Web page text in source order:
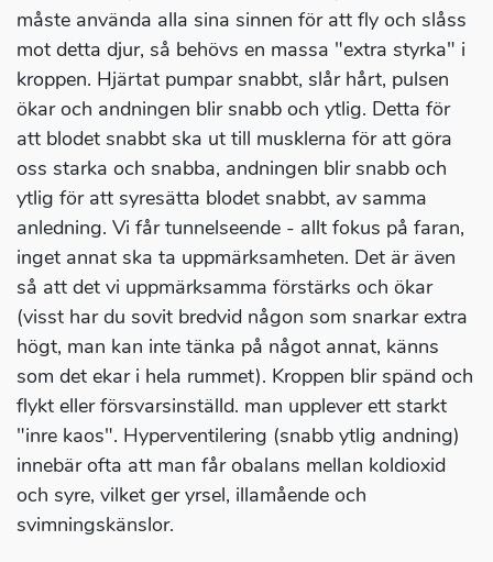
måste använda alla sina sinnen för att fly och slåss
mot detta djur, så behövs en massa "extra styrka" i
kroppen. Hjärtat pumpar snabbt, slår hårt, pulsen
ökar och andningen blir snabb och ytlig. Detta för
att blodet snabbt ska ut till musklerna för att göra
oss starka och snabba, andningen blir snabb och
ytlig för att syresätta blodet snabbt, av samma
anledning. Vi får tunnelseende - allt fokus på faran,
inget annat ska ta uppmärksamheten. Det är även
så att det vi uppmärksamma förstärks och ökar
(visst har du sovit bredvid någon som snarkar extra
högt, man kan inte tänka på något annat, känns
som det ekar i hela rummet). Kroppen blir spänd och
flykt eller försvarsinställd. man upplever ett starkt
"inre kaos". Hyperventilering (snabb ytlig andning)
innebär ofta att man får obalans mellan koldioxid
och syre, vilket ger yrsel, illamående och
svimningskänslor.